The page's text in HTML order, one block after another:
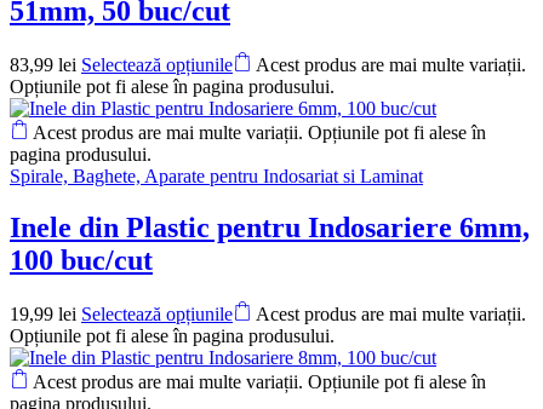
51mm, 50 buc/cut
83,99 lei Selectează opțiunile
Acest produs are mai multe variații.
Opțiunile pot fi alese în pagina produsului.
Acest produs are mai multe variații. Opțiunile pot fi alese în
pagina produsului.
Spirale, Baghete, Aparate pentru Indosariat si Laminat
Inele din Plastic pentru Indosariere 6mm,
100 buc/cut
19,99 lei Selectează opțiunile
Acest produs are mai multe variații.
Opțiunile pot fi alese în pagina produsului.
Acest produs are mai multe variații. Opțiunile pot fi alese în
pagina produsului.